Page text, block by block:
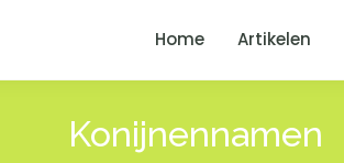
Home Artikelen
Konijnennamen